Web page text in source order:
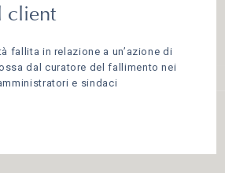
client
fallita in relazione a un’azione di
dal curatore del fallimento nei
e sindaci